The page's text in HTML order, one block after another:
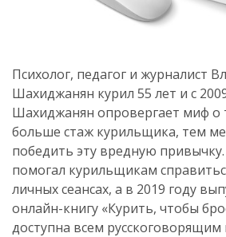
Психолог, педагог и журналист
Шахиджанян курил 55 лет и с
Шахиджанян опровергает миф о
больше стаж курильщика, тем
победить эту вредную
помогал курильщикам
личных сеансах, а в 2019 году
онлайн-книгу «Курить, чтобы
доступна всем